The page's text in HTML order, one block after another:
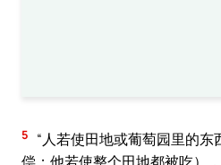
5
“人若使田地或葡萄园里的